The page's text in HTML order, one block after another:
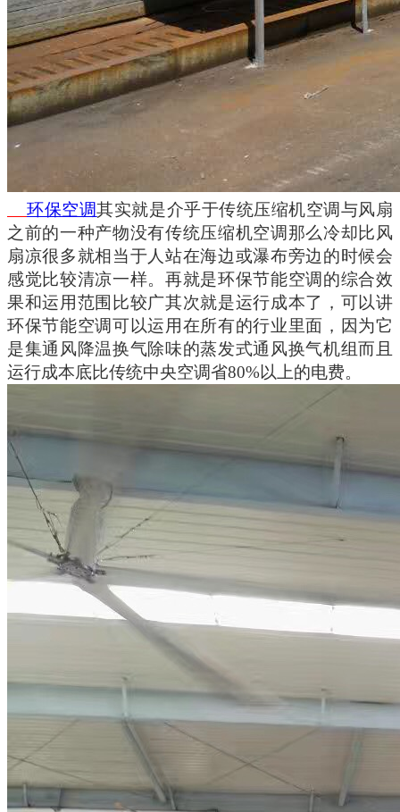
环保空调其实就是介乎于传统压缩机空调与风扇
之前的一种产物没有传统压缩机空调那么冷却比风
扇凉很多就相当于人站在海边或瀑布旁边的时候会
感觉比较清凉一样。再就是环保节能空调的综合效
果和运用范围比较广其次就是运行成本了，可以讲
环保节能空调可以运用在所有的行业里面，因为它
是集通风降温换气除味的蒸发式通风换气机组而且
运行成本底比传统中央空调省80%以上的电费。